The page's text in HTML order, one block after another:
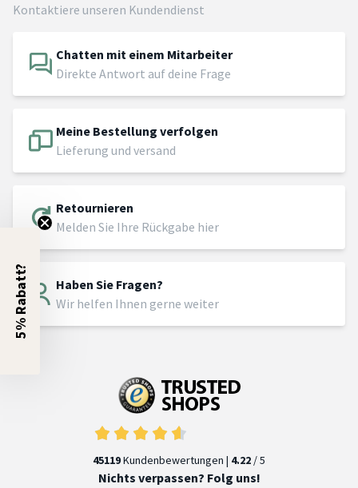
Kontaktiere unseren Kundendienst
Chatten mit einem Mitarbeiter
Direkte Antwort auf deine Frage
Meine Bestellung verfolgen
Lieferung und versand
Retournieren
Melden Sie Ihre Rückgabe hier
Haben Sie Fragen?
Wir helfen Ihnen gerne weiter
45119Kundenbewertungen | 4.22 / 5
Nichts verpassen? Folg uns!
5% Rabatt?